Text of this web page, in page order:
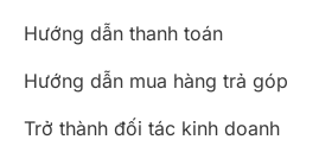
Hướng dẫn thanh toán
Hướng dẫn mua hàng trả góp
Trở thành đối tác kinh doanh